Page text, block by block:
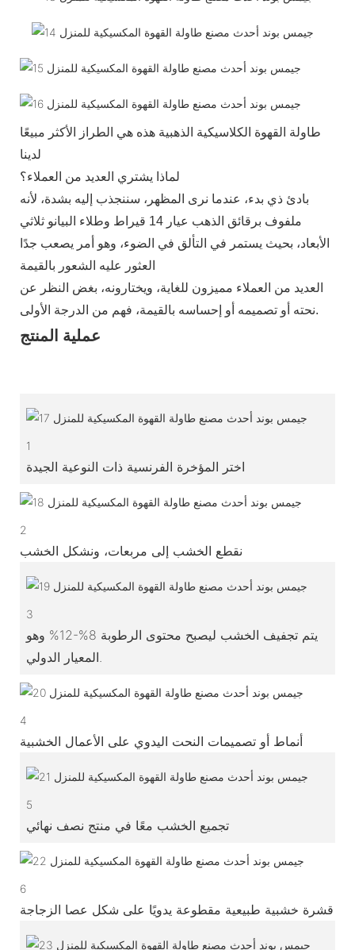
طاولة القهوة الكلاسيكية الذهبية هذه هي الطراز الأكثر مبيعًا
بادئ ذي بدء، عندما نرى المظهر، سننجذب إليه بشدة، لأنه
ملفوف برقائق الذهب عيار 14 قيراط وطلاء البيانو ثلاثي
الأبعاد، بحيث يستمر في التألق في الضوء، وهو أمر يصعب جدًا
العديد من العملاء مميزون للغاية، ويختارونه، بغض النظر عن
نحته أو تصميمه أو إحساسه بالقيمة، فهم من الدرجة الأولى.
عملية المنتج
1
اختر المؤخرة الفرنسية ذات النوعية الجيدة
2
نقطع الخشب إلى مربعات، ونشكل الخشب
3
يتم تجفيف الخشب ليصبح محتوى الرطوبة 8%-12% وهو
4
أنماط أو تصميمات النحت اليدوي على الأعمال الخشبية
5
تجميع الخشب معًا في منتج نصف نهائي
6
قشرة خشبية طبيعية مقطوعة يدويًا على شكل عصا الزجاجة